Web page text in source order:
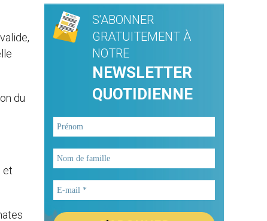
du
et
S'ABONNER
GRATUITEMENT À
NOTRE
NEWSLETTER
QUOTIDIENNE